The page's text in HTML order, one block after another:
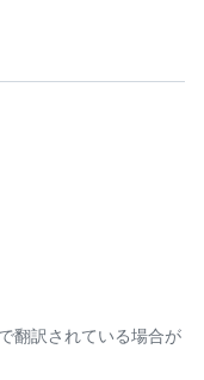
翻訳されている場合が